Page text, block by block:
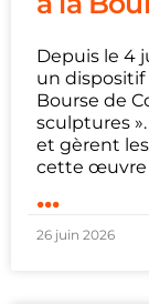
Depuis le 4
un dispositif
Bourse de
sculptures
et gèrent
cette œuvre
...
26 juin 2026